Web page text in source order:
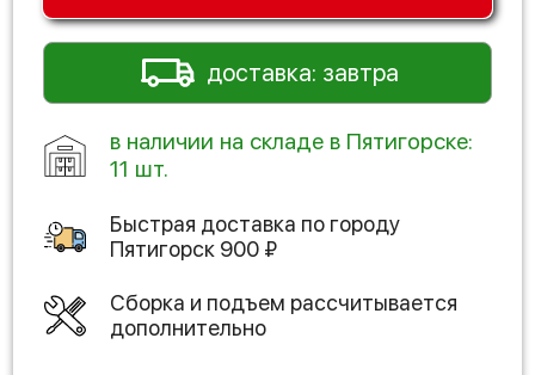
доставка: завтра
в наличии на складе в Пятигорске:
11 шт.
Быстрая доставка по городу
Пятигорск 900 ₽
Сборка и подъем рассчитывается
дополнительно